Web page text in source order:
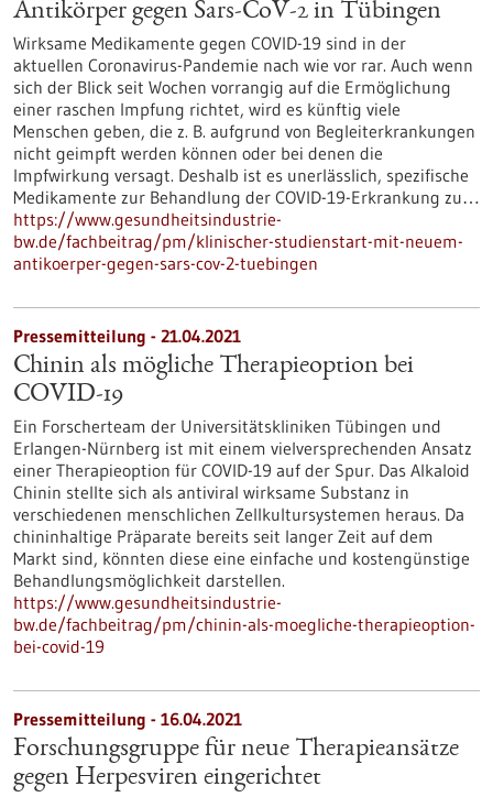
Antikörper gegen Sars-CoV-2 in Tübingen
Wirksame Medikamente gegen COVID-19 sind in der
aktuellen Coronavirus-Pandemie nach wie vor rar. Auch wenn
sich der Blick seit Wochen vorrangig auf die Ermöglichung
einer raschen Impfung richtet, wird es künftig viele
Menschen geben, die z. B. aufgrund von Begleiterkrankungen
nicht geimpft werden können oder bei denen die
Impfwirkung versagt. Deshalb ist es unerlässlich, spezifische
Medikamente zur Behandlung der COVID-19-Erkrankung zu…
https://www.gesundheitsindustrie-
bw.de/fachbeitrag/pm/klinischer-studienstart-mit-neuem-
antikoerper-gegen-sars-cov-2-tuebingen
Pressemitteilung - 21.04.2021
Chinin als mögliche Therapieoption bei
COVID-19
Ein Forscherteam der Universitätskliniken Tübingen und
Erlangen-Nürnberg ist mit einem vielversprechenden Ansatz
einer Therapieoption für COVID-19 auf der Spur. Das Alkaloid
Chinin stellte sich als antiviral wirksame Substanz in
verschiedenen menschlichen Zellkultursystemen heraus. Da
chininhaltige Präparate bereits seit langer Zeit auf dem
Markt sind, könnten diese eine einfache und kostengünstige
Behandlungsmöglichkeit darstellen.
https://www.gesundheitsindustrie-
bw.de/fachbeitrag/pm/chinin-als-moegliche-therapieoption-
bei-covid-19
Pressemitteilung - 16.04.2021
Forschungsgruppe für neue Therapieansätze
gegen Herpesviren eingerichtet